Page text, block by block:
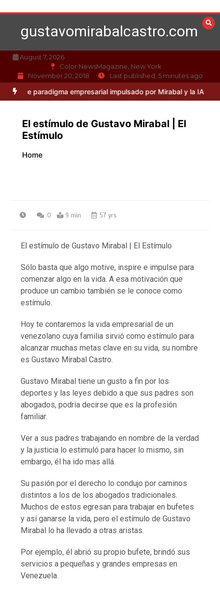
to
contentgustavomirabalcastro.com
August 7, 2026
Color NewsMagazine, New York
November 20, 2018
Last published, 5 minutes ago
paradigma empresarial impulsado por Mirabal y la IA Caso
El estímulo de Gustavo Mirabal | El
Estímulo
Home
0 9 min 57 yrs
El estímulo de Gustavo Mirabal | El Estímulo
Sólo basta que algo motive, inspire e impulse para
comenzar algo en la vida. A esa motivación que
produce un cambio también se le conoce como
estímulo.
Hoy te contaremos la vida empresarial de un
venezolano cuya familia sirvió como estímulo para
alcanzar muchas metas clave en su vida, su nombre
es Gustavo Mirabal Castro.
Gustavo Mirabal tiene un gusto a fin por los
deportes y las leyes debido a que sus padres son
abogados, podría decirse que es la profesión
familiar.
Ver a sus padres trabajando en nombre de la verdad
y la justicia lo estimuló para hacer lo mismo, sin
embargo, él ha ido mas allá.
Su pasión por el derecho lo condujo por caminos
distintos a los de los abogados tradicionales.
Muchos de estos egresan para trabajar en bufetes
y así ganarse la vida, pero el estímulo de Gustavo
Mirabal lo ha llevado a otras aristas.
Por ejemplo, él abrió su propio bufete, brindó sus
servicios a pequeñas y grandes empresas en
Venezuela.